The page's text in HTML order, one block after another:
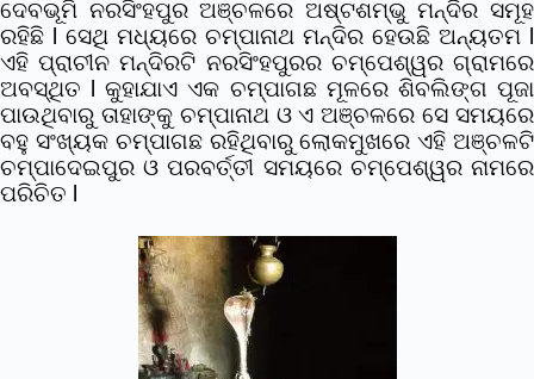
ଦେବଭୂମି ନରସିଂହପୁର ଅଞ୍ଚଳରେ ଅଷ୍ଟଶମ୍ଭୁ ମନ୍ଦିର ସମୂହ
ରହିଛି l ସେଥି ମଧ୍ୟରେ ଚମ୍ପାନାଥ ମନ୍ଦିର ହେଉଛି ଅନ୍ୟତମ l
ଏହି ପ୍ରାଚୀନ ମନ୍ଦିରଟି ନରସିଂହପୁରର ଚମ୍ପେଶ୍ୱର ଗ୍ରାମରେ
ଅବସ୍ଥିତ l କୁହାଯାଏ ଏକ ଚମ୍ପାଗଛ ମୂଳରେ ଶିବଲିଙ୍ଗ ପୂଜା
ପାଉଥିବାରୁ ତାହାଙ୍କୁ ଚମ୍ପାନାଥ ଓ ଏ ଅଞ୍ଚଳରେ ସେ ସମୟରେ
ବହୁ ସଂଖ୍ୟକ ଚମ୍ପାଗଛ ରହିଥିବାରୁ ଲୋକମୁଖରେ ଏହି ଅଞ୍ଚଳଟି
ଚମ୍ପାଦେଇପୁର ଓ ପରବର୍ତ୍ତୀ ସମୟରେ ଚମ୍ପେଶ୍ୱର ନାମରେ
ପରିଚିତ l